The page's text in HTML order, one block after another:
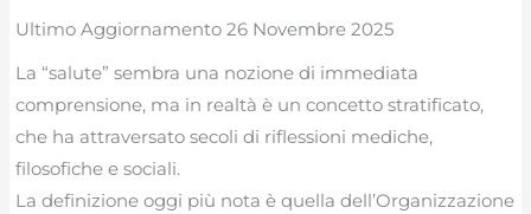
Ultimo Aggiornamento 26 Novembre 2025
La “salute” sembra una nozione di immediata
comprensione, ma in realtà è un concetto stratificato,
che ha attraversato secoli di riflessioni mediche,
filosofiche e sociali.
La definizione oggi più nota è quella dell’Organizzazione